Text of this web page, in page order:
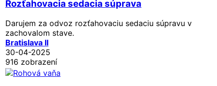
Rozťahovacia sedacia súprava
Darujem za odvoz rozťahovaciu sedaciu súpravu v
zachovalom stave.
Bratislava II
30-04-2025
916 zobrazení